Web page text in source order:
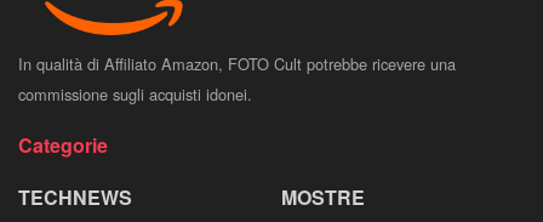
In qualità di Affiliato Amazon, FOTO Cult potrebbe ricevere una
commissione sugli acquisti idonei.
Categorie
TECHNEWS
MOSTRE